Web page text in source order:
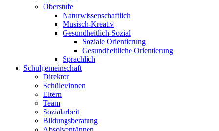
Oberstufe
Naturwissenschaftlich
Musisch-Kreativ
Gesundheitlich-Sozial
Soziale Orientierung
Gesundheitliche Orientierung
Sprachlich
Schulgemeinschaft
Direktor
Schüler/innen
Eltern
Team
Sozialarbeit
Bildungsberatung
Absolvent/innen